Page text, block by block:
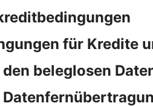
für Kredite
beleglosen